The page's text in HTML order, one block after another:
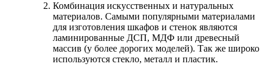
Комбинация искусственных и натуральных
материалов. Самыми популярными материалами
для изготовления шкафов и стенок являются
ламинированные ДСП, МДФ или древесный
массив (у более дорогих моделей). Так же широко
используются стекло, металл и пластик.